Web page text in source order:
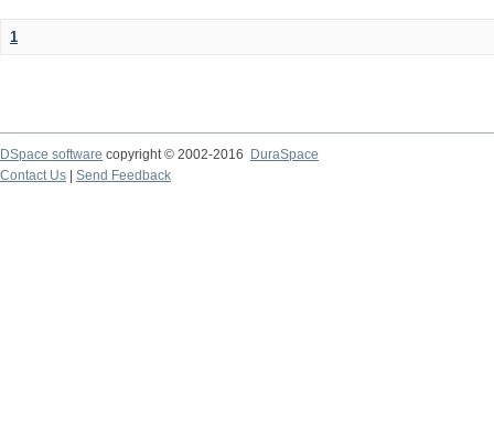
1
DSpace software copyright © 2002-2016
DuraSpace
Contact Us
Send Feedback